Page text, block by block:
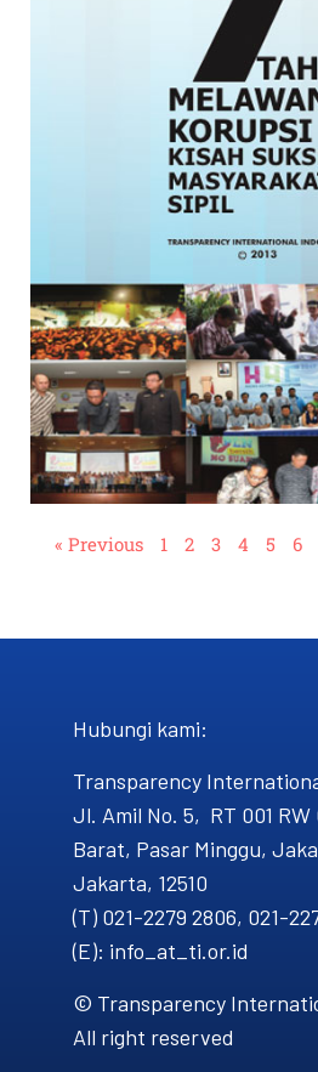
« Previous 1 2 3 4 5 6
Hubungi kami​:
Transparency
Jl. Amil No. 5, RT 001
Barat, Pasar Minggu,
Jakarta, 12510
(T) 021-2279 2806, 021-
(E): info_at_ti.or.id
© Transparency
All right reserved